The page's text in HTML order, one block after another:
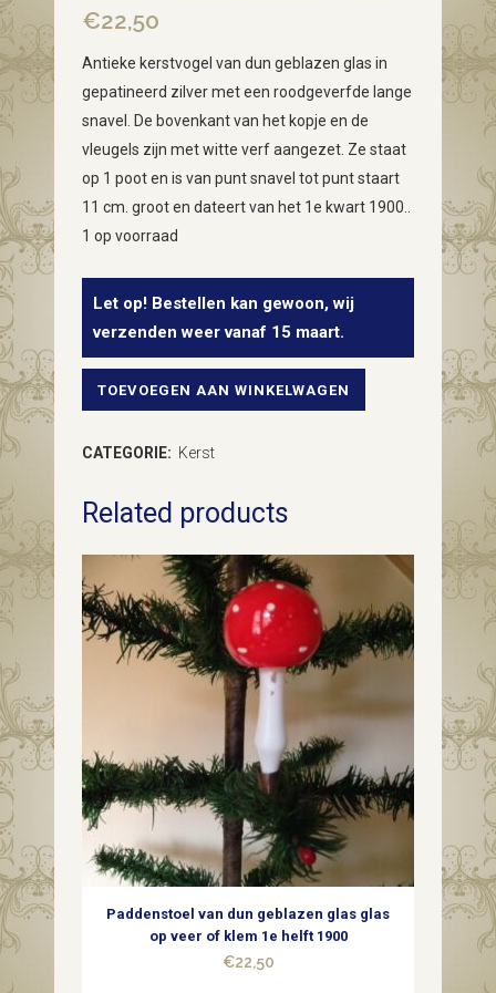
€22,50
Antieke kerstvogel van dun geblazen glas in
gepatineerd zilver met een roodgeverfde lange
snavel. De bovenkant van het kopje en de
vleugels zijn met witte verf aangezet. Ze staat
op 1 poot en is van punt snavel tot punt staart
11 cm. groot en dateert van het 1e kwart 1900..
1 op voorraad
Let op! Bestellen kan gewoon, wij
verzenden weer vanaf 15 maart.
Antieke
dun
geblazen
glas
met
patine
1e
kwart
1900
quantity
TOEVOEGEN AAN WINKELWAGEN
CATEGORIE: Kerst
Related products
Paddenstoel van dun geblazen glas glas
op veer of klem 1e helft 1900
€22,50